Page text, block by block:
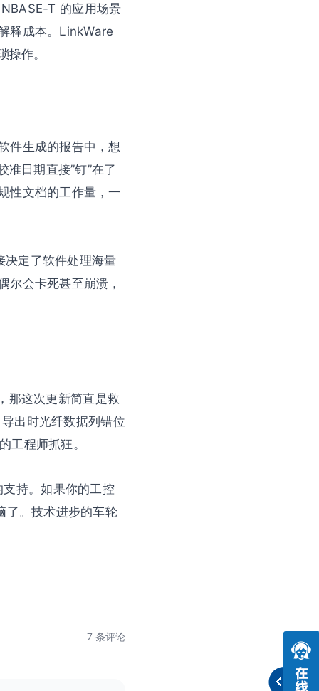
T 的应用场景
释成本。LinkWare
作。
件生成的报告中，想
日期直接”钉”在了
性文档的工作量，一
定了软件处理海量
尔会卡死甚至崩溃，
那这次更新简直是救
出时光纤数据列错位
程师抓狂。
持。如果你的工控
了。技术进步的车轮
7 条评论